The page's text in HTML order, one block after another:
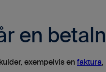
en
exempelvis en faktura,